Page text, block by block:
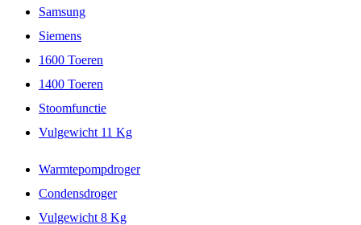
Samsung
Siemens
1600 Toeren
1400 Toeren
Stoomfunctie
Vulgewicht 11 Kg
Warmtepompdroger
Condensdroger
Vulgewicht 8 Kg